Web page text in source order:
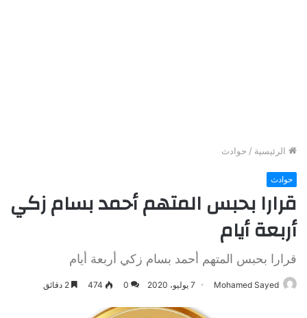
الرئيسية / حوادث
حوادث
قرارا بحبس المتهم أحمد بسام زكي
أربعة أيام
قرارا بحبس المتهم أحمد بسام زكي أربعة أيام
Mohamed Sayed 7 يوليو، 2020 0
474